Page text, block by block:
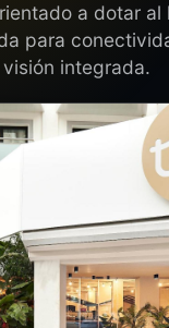
a dotar al
para
integrada.